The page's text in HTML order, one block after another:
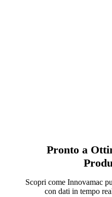
Pronto a
Scopri come Innovamac
con dati in tempo